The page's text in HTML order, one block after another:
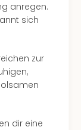
anregen.
sich
zur
dir eine